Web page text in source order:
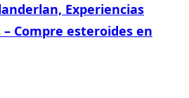
Experiencias
Compre esteroides en